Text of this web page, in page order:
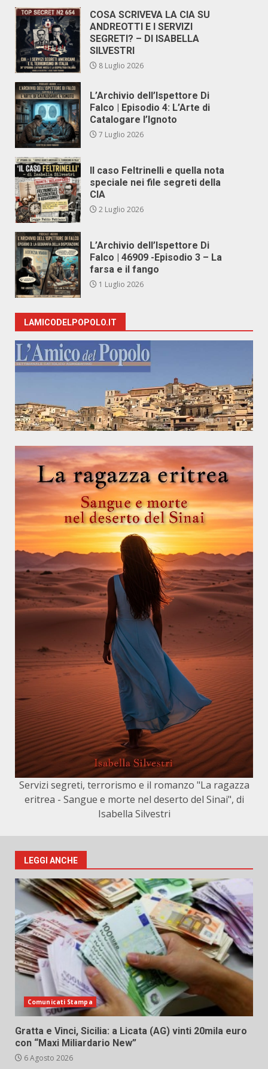
COSA SCRIVEVA LA CIA SU
ANDREOTTI E I SERVIZI
SEGRETI? – DI ISABELLA
SILVESTRI
8 Luglio 2026
L’Archivio dell’Ispettore Di
Falco | Episodio 4: L’Arte di
Catalogare l’Ignoto
7 Luglio 2026
Il caso Feltrinelli e quella nota
speciale nei file segreti della
CIA
2 Luglio 2026
L’Archivio dell’Ispettore Di
Falco | 46909 -Episodio 3 – La
farsa e il fango
1 Luglio 2026
LAMICODELPOPOLO.IT
Servizi segreti, terrorismo e il romanzo "La ragazza
eritrea - Sangue e morte nel deserto del Sinai", di
Isabella Silvestri
LEGGI ANCHE
Comunicati Stampa
Gratta e Vinci, Sicilia: a Licata (AG) vinti 20mila euro
con “Maxi Miliardario New”
6 Agosto 2026